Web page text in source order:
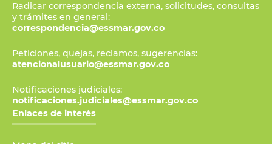
Radicar correspondencia externa, solicitudes, consultas
y trámites en general:
correspondencia@essmar.gov.co
Peticiones, quejas, reclamos, sugerencias:
atencionalusuario@essmar.gov.co
Notificaciones judiciales:
notificaciones.judiciales@essmar.gov.co
Enlaces de interés